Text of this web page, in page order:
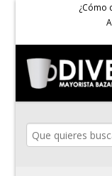
¿Cómo